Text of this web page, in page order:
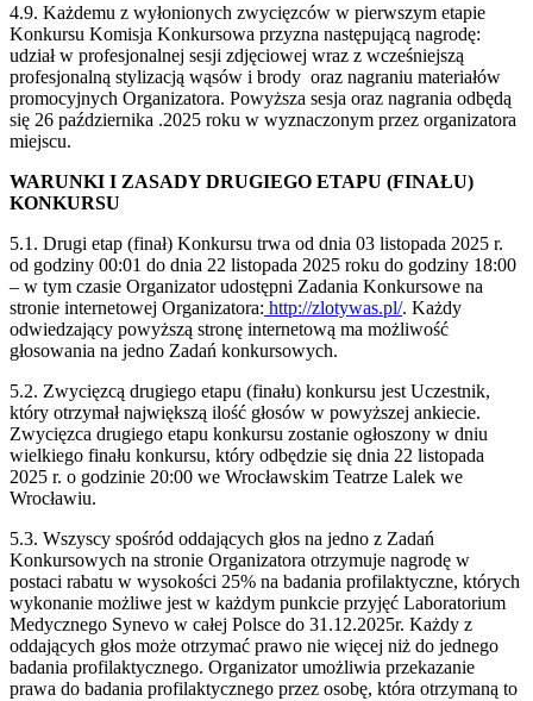
4.9. Każdemu z wyłonionych zwycięzców w pierwszym etapie
Konkursu Komisja Konkursowa przyzna następującą nagrodę:
udział w profesjonalnej sesji zdjęciowej wraz z wcześniejszą
profesjonalną stylizacją wąsów i brody oraz nagraniu materiałów
promocyjnych Organizatora. Powyższa sesja oraz nagrania odbędą
się 26 października .2025 roku w wyznaczonym przez organizatora
miejscu.
WARUNKI I ZASADY DRUGIEGO ETAPU (FINAŁU)
KONKURSU
5.1. Drugi etap (finał) Konkursu trwa od dnia 03 listopada 2025 r.
od godziny 00:01 do dnia 22 listopada 2025 roku do godziny 18:00
– w tym czasie Organizator udostępni Zadania Konkursowe na
stronie internetowej Organizatora: http://zlotywas.pl/. Każdy
odwiedzający powyższą stronę internetową ma możliwość
głosowania na jedno Zadań konkursowych.
5.2. Zwycięzcą drugiego etapu (finału) konkursu jest Uczestnik,
który otrzymał największą ilość głosów w powyższej ankiecie.
Zwycięzca drugiego etapu konkursu zostanie ogłoszony w dniu
wielkiego finału konkursu, który odbędzie się dnia 22 listopada
2025 r. o godzinie 20:00 we Wrocławskim Teatrze Lalek we
Wrocławiu.
5.3. Wszyscy spośród oddających głos na jedno z Zadań
Konkursowych na stronie Organizatora otrzymuje nagrodę w
postaci rabatu w wysokości 25% na badania profilaktyczne, których
wykonanie możliwe jest w każdym punkcie przyjęć Laboratorium
Medycznego Synevo w całej Polsce do 31.12.2025r. Każdy z
oddających głos może otrzymać prawo nie więcej niż do jednego
badania profilaktycznego. Organizator umożliwia przekazanie
prawa do badania profilaktycznego przez osobę, która otrzymaną to